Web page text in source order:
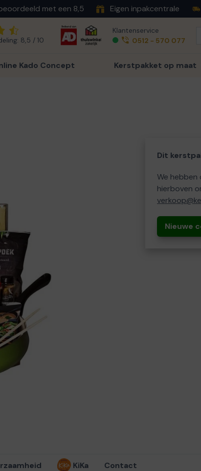
met een 8,5 Eigen inpakcentrale
8,5 / 10
Klantenservice
0512 - 570 077
Kado Concept Kerstpakket op maat
Dit
We hebben
hierboven
Nieuwe
KiKa Contact